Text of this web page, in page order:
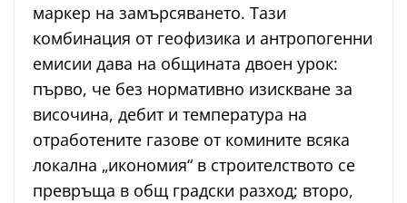
маркер на замърсяването. Тази
комбинация от геофизика и антропогенни
емисии дава на общината двоен урок:
първо, че без нормативно изискване за
височина, дебит и температура на
отработените газове от комините всяка
локална „икономия“ в строителството се
превръща в общ градски разход; второ,